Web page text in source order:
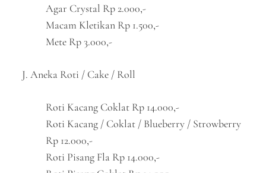
Agar Crystal Rp 2.000,-
Macam Kletikan Rp 1.500,-
Mete Rp 3.000,-
J. Aneka Roti / Cake / Roll
Roti Kacang Coklat Rp 14.000,-
Roti Kacang / Coklat / Blueberry / Strowberry
Rp 12.000,-
Roti Pisang Fla Rp 14.000,-